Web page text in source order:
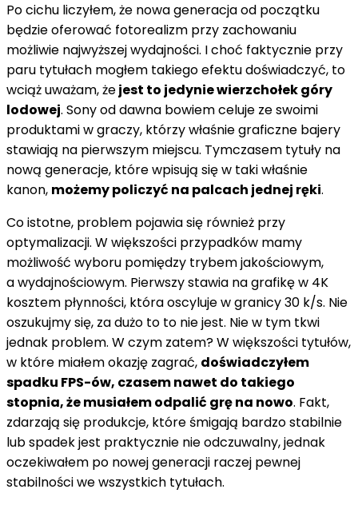
Po cichu liczyłem, że nowa generacja od początku
będzie oferować fotorealizm przy zachowaniu
możliwie najwyższej wydajności. I choć faktycznie przy
paru tytułach mogłem takiego efektu doświadczyć, to
wciąż uważam, żejest to jedynie wierzchołek góry
lodowej. Sony od dawna bowiem celuje ze swoimi
produktami w graczy, którzy właśnie graficzne bajery
stawiają na pierwszym miejscu. Tymczasem tytuły na
nową generacje, które wpisują się w taki właśnie
kanon, możemy policzyć na palcach jednej ręki.
Co istotne, problem pojawia się również przy
optymalizacji. W większości przypadków mamy
możliwość wyboru pomiędzy trybem jakościowym,
a wydajnościowym. Pierwszy stawia na grafikę w 4K
kosztem płynności, która oscyluje w granicy 30 k/s. Nie
oszukujmy się, za dużo to to nie jest. Nie w tym tkwi
jednak problem. W czym zatem? W większości tytułów,
w które miałem okazję zagrać, doświadczyłem
spadku FPS-ów, czasem nawet do takiego
stopnia, że musiałem odpalić grę na nowo. Fakt,
zdarzają się produkcje, które śmigają bardzo stabilnie
lub spadek jest praktycznie nie odczuwalny, jednak
oczekiwałem po nowej generacji raczej pewnej
stabilności we wszystkich tytułach.